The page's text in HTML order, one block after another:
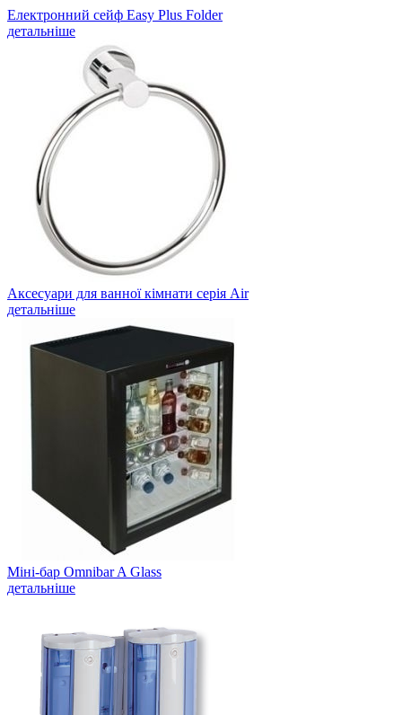
Електронний сейф Easy Plus Folder
детальніше
Аксесуари для ванної кімнати серія Air
детальніше
Міні-бар Omnibar A Glass
детальніше